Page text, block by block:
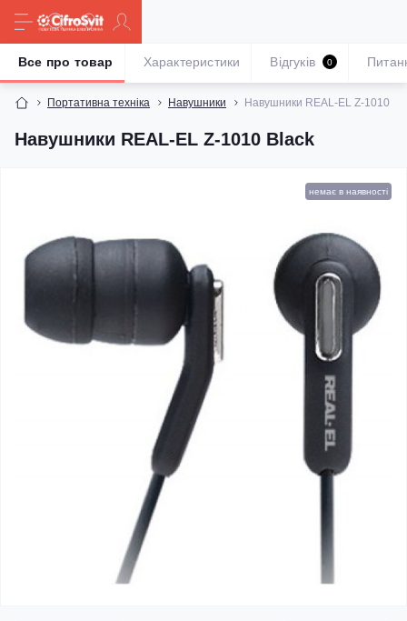
Портативна техніка Навушники Навушники REAL-EL Z-1010
Навушники REAL-EL Z-1010 Black
Все про товар Характеристики Відгуків 0
немає в наявності